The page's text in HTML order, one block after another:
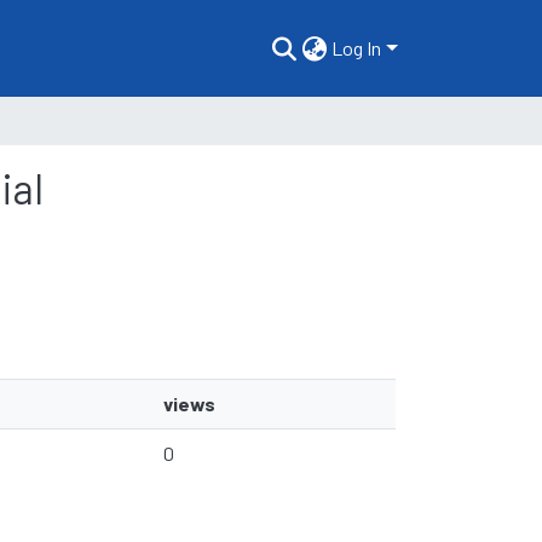
Log In
views
0